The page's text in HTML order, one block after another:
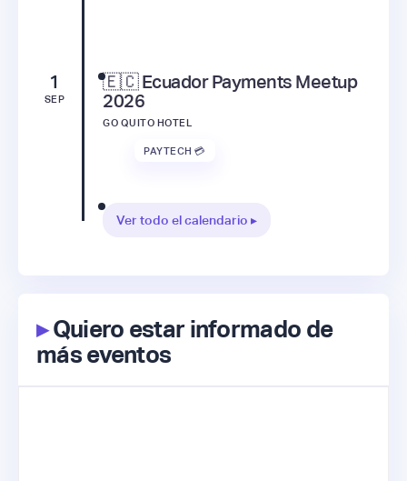
1
SEP
🇪🇨 Ecuador Payments Meetup
2026
GO QUITO HOTEL
PAYTECH 💳
Ver todo el calendario ▸
▸Quiero estar informado de
más eventos